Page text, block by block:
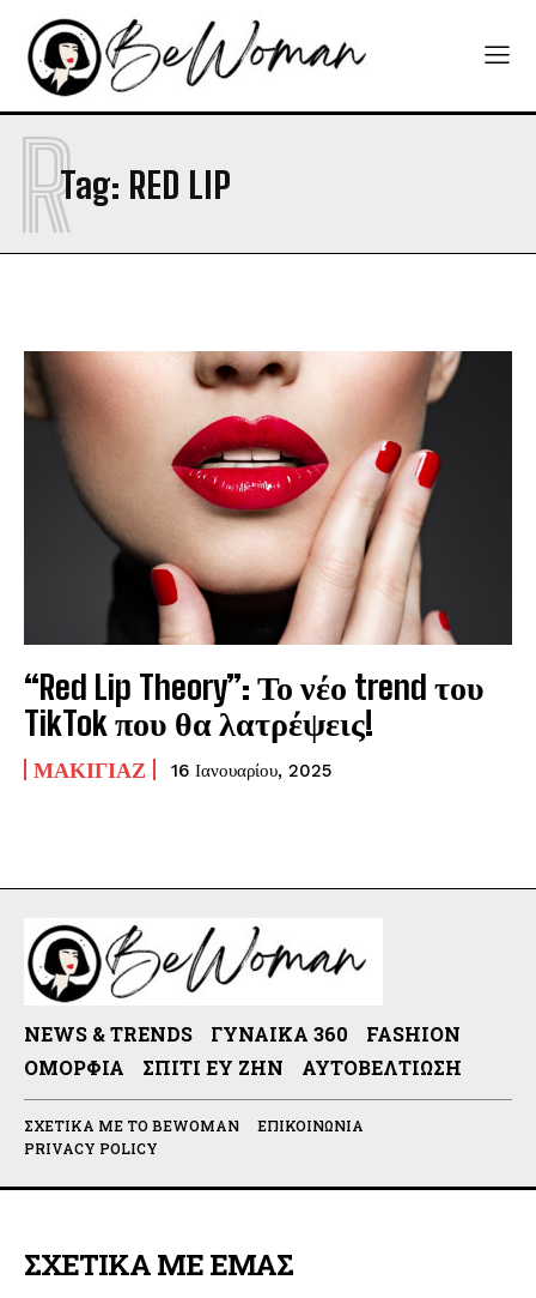
Tag: RED LIP
R
“Red Lip Theory”: Το νέο trend του
TikTok που θα λατρέψεις!
ΜΑΚΙΓΙΆΖ 16 Ιανουαρίου, 2025
NEWS & TRENDS ΓΥΝΑΊΚΑ 360
FASHION
ΟΜΟΡΦΙΆ
ΣΠΊΤΙ ΕΥ ΖΗΝ ΑΥΤΟΒΕΛΤΊΩΣΗ
ΣΧΕΤΙΚΆ ΜΕ ΤΟ BEWOMAN
ΕΠΙΚΟΙΝΩΝΊΑ
PRIVACY POLICY
ΣΧΕΤΙΚΑ ΜΕ ΕΜΑΣ